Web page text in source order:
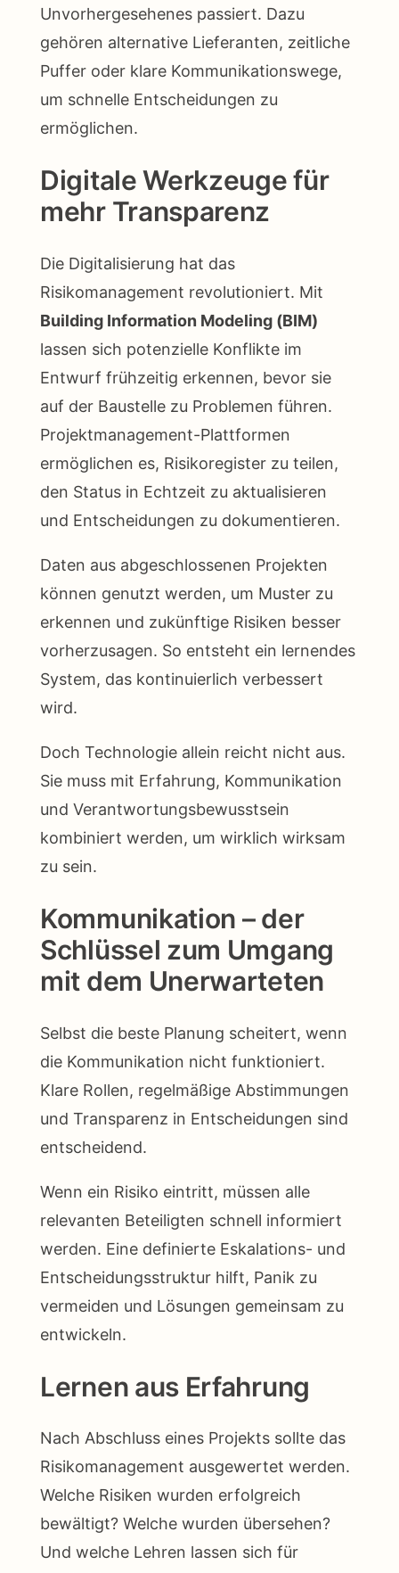
Unvorhergesehenes passiert. Dazu
gehören alternative Lieferanten, zeitliche
Puffer oder klare Kommunikationswege,
um schnelle Entscheidungen zu
ermöglichen.
Digitale Werkzeuge für
mehr Transparenz
Die Digitalisierung hat das
Risikomanagement revolutioniert. Mit
Building Information Modeling (BIM)
lassen sich potenzielle Konflikte im
Entwurf frühzeitig erkennen, bevor sie
auf der Baustelle zu Problemen führen.
Projektmanagement-Plattformen
ermöglichen es, Risikoregister zu teilen,
den Status in Echtzeit zu aktualisieren
und Entscheidungen zu dokumentieren.
Daten aus abgeschlossenen Projekten
können genutzt werden, um Muster zu
erkennen und zukünftige Risiken besser
vorherzusagen. So entsteht ein lernendes
System, das kontinuierlich verbessert
wird.
Doch Technologie allein reicht nicht aus.
Sie muss mit Erfahrung, Kommunikation
und Verantwortungsbewusstsein
kombiniert werden, um wirklich wirksam
zu sein.
Kommunikation – der
Schlüssel zum Umgang
mit dem Unerwarteten
Selbst die beste Planung scheitert, wenn
die Kommunikation nicht funktioniert.
Klare Rollen, regelmäßige Abstimmungen
und Transparenz in Entscheidungen sind
entscheidend.
Wenn ein Risiko eintritt, müssen alle
relevanten Beteiligten schnell informiert
werden. Eine definierte Eskalations- und
Entscheidungsstruktur hilft, Panik zu
vermeiden und Lösungen gemeinsam zu
entwickeln.
Lernen aus Erfahrung
Nach Abschluss eines Projekts sollte das
Risikomanagement ausgewertet werden.
Welche Risiken wurden erfolgreich
bewältigt? Welche wurden übersehen?
Und welche Lehren lassen sich für